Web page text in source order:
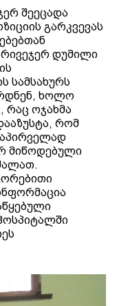
შეეცადა
გარკვევას
დუმილი
სამსახურს
ხოლო
რაც ოჯახმა
რომ
მიწოდებული